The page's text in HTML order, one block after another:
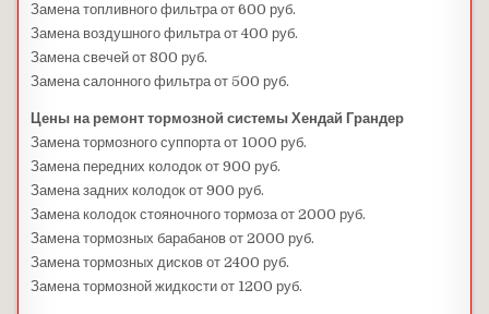
Замена топливного фильтра от 600 руб.
Замена воздушного фильтра от 400 руб.
Замена свечей от 800 руб.
Замена салонного фильтра от 500 руб.
Цены на ремонт тормозной системы Хендай Грандер
Замена тормозного суппорта от 1000 руб.
Замена передних колодок от 900 руб.
Замена задних колодок от 900 руб.
Замена колодок стояночного тормоза от 2000 руб.
Замена тормозных барабанов от 2000 руб.
Замена тормозных дисков от 2400 руб.
Замена тормозной жидкости от 1200 руб.